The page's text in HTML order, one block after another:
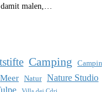
damit malen,…
Camping
Meer Natur Nature Studio